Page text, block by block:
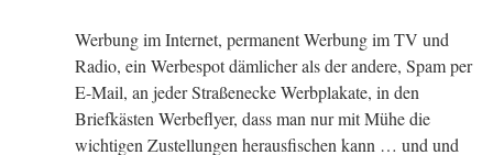
Werbung im Internet, permanent Werbung im TV und
Radio, ein Werbespot dämlicher als der andere, Spam per
E-Mail, an jeder Straßenecke Werbplakate, in den
Briefkästen Werbeflyer, dass man nur mit Mühe die
wichtigen Zustellungen herausfischen kann … und und